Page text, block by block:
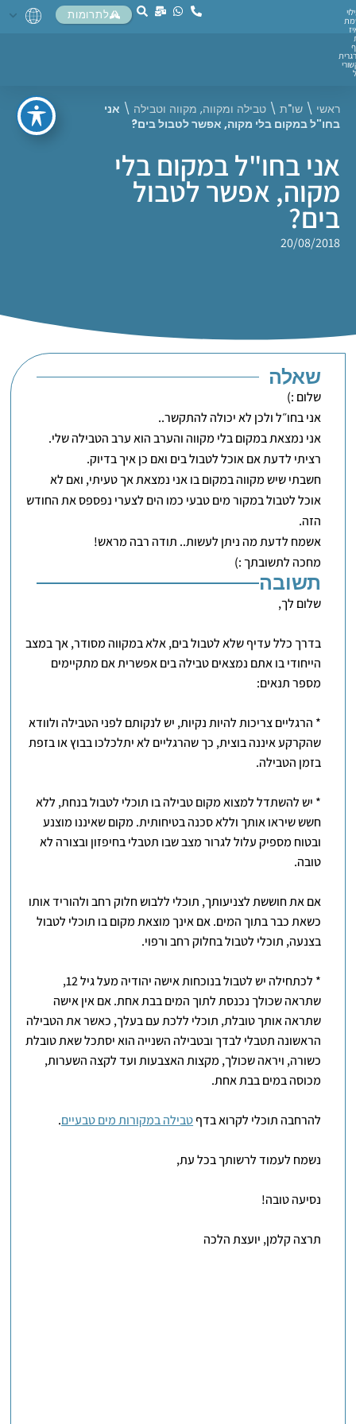
לתרומות
ראשי \ שו"ת \ טבילה ומקווה, מקווה וטבילה \ אני
בחו"ל במקום בלי מקוה, אפשר לטבול בים?
אני בחו"ל במקום בלי
מקוה, אפשר לטבול
בים?
20/08/2018
שאלה
שלום :)
אני בחו״ל ולכן לא יכולה להתקשר..
אני נמצאת במקום בלי מקווה והערב הוא ערב הטבילה שלי.
רציתי לדעת אם אוכל לטבול בים ואם כן איך בדיוק.
חשבתי שיש מקווה במקום בו אני נמצאת אך טעיתי, ואם לא
אוכל לטבול במקור מים טבעי כמו הים לצערי נפספס את החודש
הזה.
אשמח לדעת מה ניתן לעשות.. תודה רבה מראש!
מחכה לתשובתך :)
תשובה
שלום לך,
בדרך כלל עדיף שלא לטבול בים, אלא במקווה מסודר, אך במצב
הייחודי בו אתם נמצאים טבילה בים אפשרית אם מתקיימים
מספר תנאים:
* הרגליים צריכות להיות נקיות, יש לנקותם לפני הטבילה ולוודא
שהקרקע איננה בוצית, כך שהרגליים לא יתלכלכו בבוץ או בזפת
בזמן הטבילה.
* יש להשתדל למצוא מקום טבילה בו תוכלי לטבול בנחת, ללא
חשש שיראו אותך וללא סכנה בטיחותית. מקום שאיננו מוצנע
ובטוח מספיק עלול לגרור מצב שבו תטבלי בחיפזון ובצורה לא
טובה.
אם את חוששת לצניעותך, תוכלי ללבוש חלוק רחב ולהוריד אותו
כשאת כבר בתוך המים. אם אינך מוצאת מקום בו תוכלי לטבול
בצנעה, תוכלי לטבול בחלוק רחב ורפוי.
* לכתחילה יש לטבול בנוכחות אישה יהודיה מעל גיל 12,
שתראה שכולך נכנסת לתוך המים בבת אחת. אם אין אישה
שתראה אותך טובלת, תוכלי ללכת עם בעלך, כאשר את הטבילה
הראשונה תטבלי לבדך ובטבילה השנייה הוא יסתכל שאת טובלת
כשורה, ויראה שכולך, מקצות האצבעות ועד לקצה השערות,
מכוסה במים בבת אחת.
להרחבה תוכלי לקרוא בדףטבילה במקורות מים טבעיים.
נשמח לעמוד לרשותך בכל עת,
נסיעה טובה!
תרצה קלמן, יועצת הלכה